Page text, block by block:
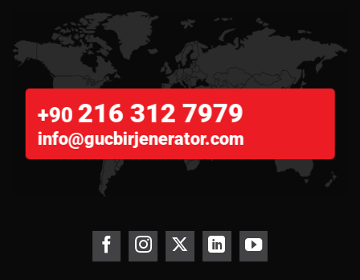
+90 216 312 7979
info@gucbirjenerator.com